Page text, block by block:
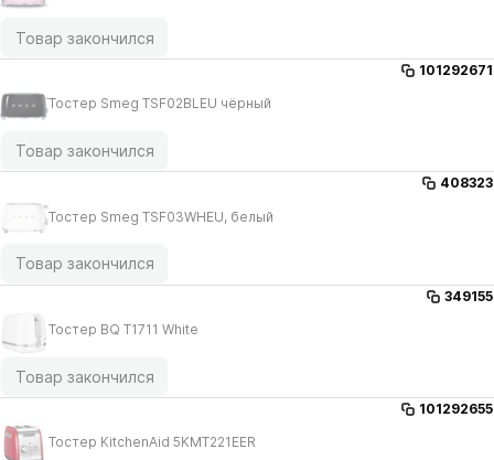
Товар закончился
101292671
Тостер Smeg TSF02BLEU чёрный
Товар закончился
408323
Тостер Smeg TSF03WHEU, белый
Товар закончился
349155
Тостер BQ T1711 White
Товар закончился
101292655
Тостер KitchenAid 5KMT221EER